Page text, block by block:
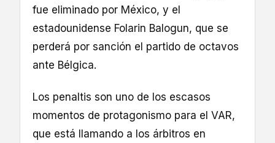
fue eliminado por México, y el
estadounidense Folarin Balogun, que se
perderá por sanción el partido de octavos
ante Bélgica.
Los penaltis son uno de los escasos
momentos de protagonismo para el VAR,
que está llamando a los árbitros en